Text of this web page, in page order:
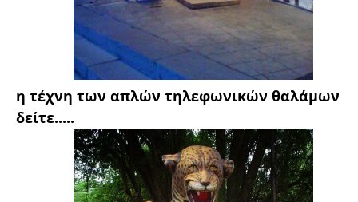
η τέχνη των απλών τηλεφωνικών θαλάμων
δείτε.....